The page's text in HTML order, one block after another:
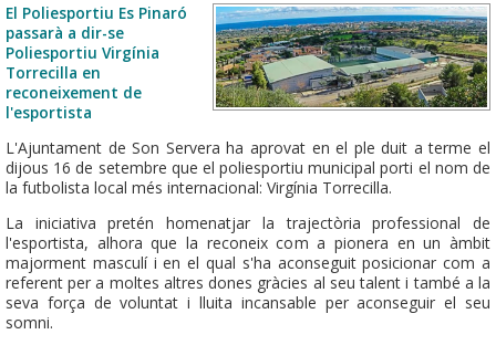
El Poliesportiu Es Pinaró
passarà a dir-se
Poliesportiu Virgínia
Torrecilla en
reconeixement de
l'esportista
L'Ajuntament de Son Servera ha aprovat en el ple duit a terme el
dijous 16 de setembre que el poliesportiu municipal porti el nom de
la futbolista local més internacional: Virgínia Torrecilla.
La iniciativa pretén homenatjar la trajectòria professional de
l'esportista, alhora que la reconeix com a pionera en un àmbit
majorment masculí i en el qual s'ha aconseguit posicionar com a
referent per a moltes altres dones gràcies al seu talent i també a la
seva força de voluntat i lluita incansable per aconseguir el seu
somni.